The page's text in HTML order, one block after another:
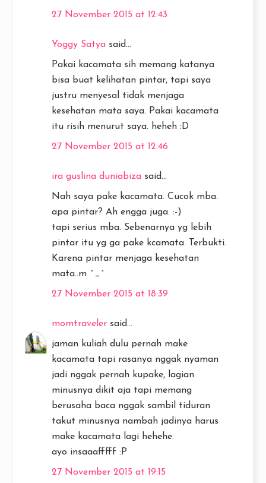
27 November 2015 at 12:43
Yoggy Satya said...
Pakai kacamata sih memang katanya
bisa buat kelihatan pintar, tapi saya
justru menyesal tidak menjaga
kesehatan mata saya. Pakai kacamata
itu risih menurut saya. heheh :D
27 November 2015 at 12:46
ira guslina duniabiza said...
Nah saya pake kacamata. Cucok mba.
apa pintar? Ah engga juga. :-)
tapi serius mba. Sebenarnya yg lebih
pintar itu yg ga pake kcamata. Terbukti.
Karena pintar menjaga kesehatan
mata..m ^_^
27 November 2015 at 18:39
momtraveler said...
jaman kuliah dulu pernah make
kacamata tapi rasanya nggak nyaman
jadi nggak pernah kupake, lagian
minusnya dikit aja tapi memang
berusaha baca nggak sambil tiduran
takut minusnya nambah jadinya harus
make kacamata lagi hehehe.
ayo insaaafffff :P
27 November 2015 at 19:15